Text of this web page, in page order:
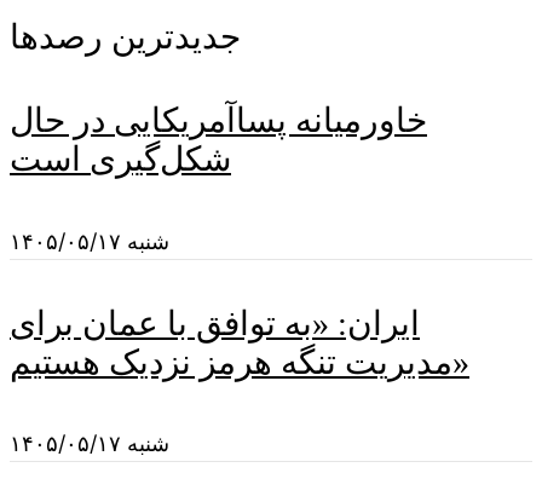
جدیدترین رصدها
خاورمیانه پساآمریکایی در حال
شکل‌گیری است
شنبه ۱۴۰۵/۰۵/۱۷
ایران: «به توافق با عمان برای
مدیریت تنگه هرمز نزدیک هستیم»
شنبه ۱۴۰۵/۰۵/۱۷